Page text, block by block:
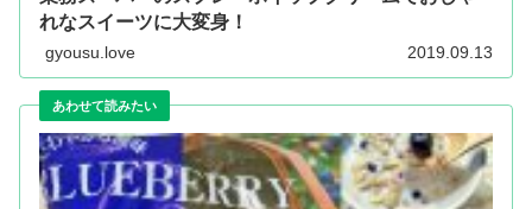
れなスイーツに大変身！
gyousu.love 2019.09.13